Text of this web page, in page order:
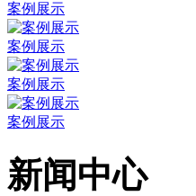
案例展示
案例展示
案例展示
案例展示
新闻中心